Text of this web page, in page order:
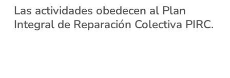
Las actividades obedecen al Plan
Integral de Reparación Colectiva PIRC.